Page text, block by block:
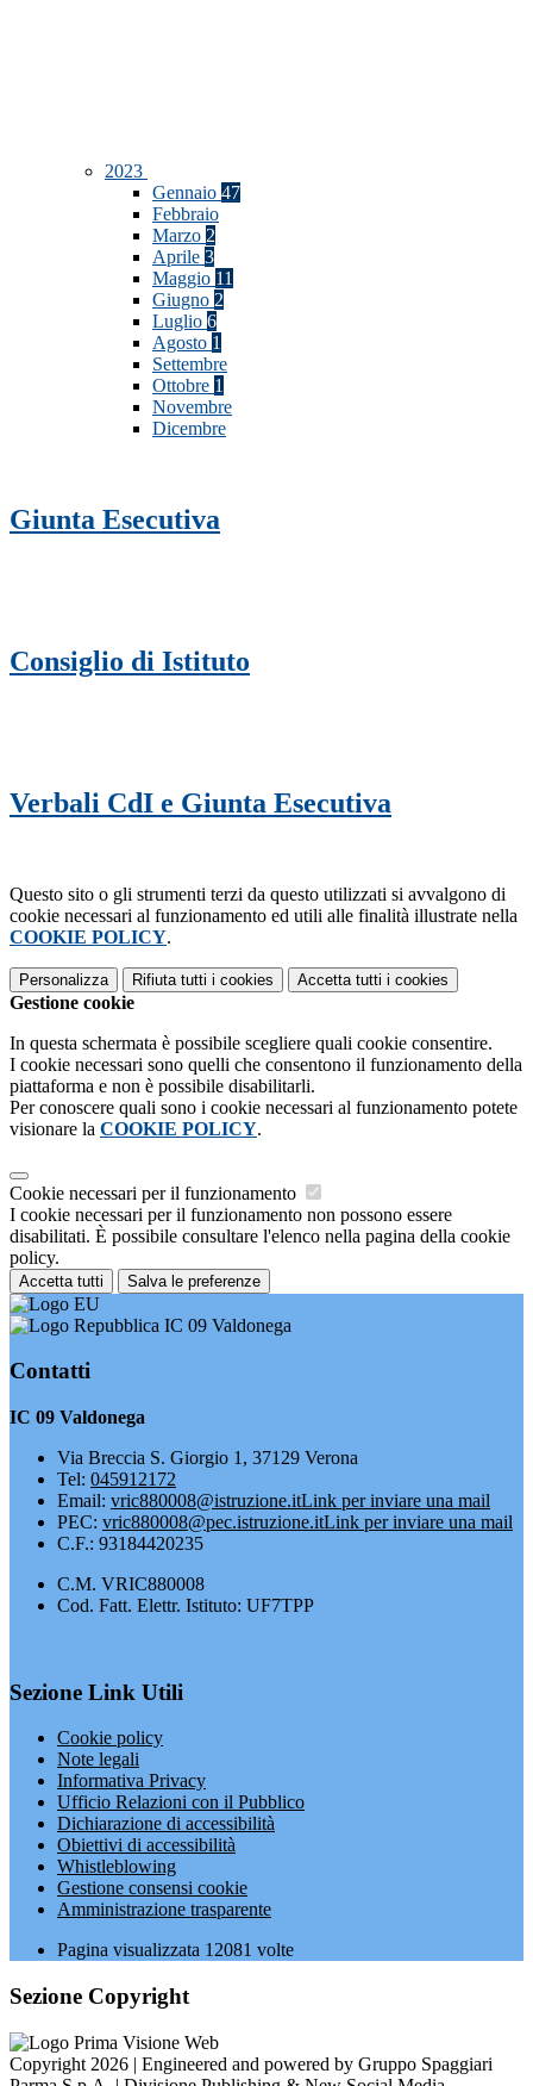
2023
Gennaio 47
Febbraio
Marzo 2
Aprile 3
Maggio 11
Giugno 2
Luglio 6
Agosto 1
Settembre
Ottobre 1
Novembre
Dicembre
Giunta Esecutiva
Consiglio di Istituto
Verbali CdI e Giunta Esecutiva
Questo sito o gli strumenti terzi da questo utilizzati si avvalgono di
cookie necessari al funzionamento ed utili alle finalità illustrate nella
COOKIE POLICY.
Personalizza Rifiuta tutti i cookies Accetta tutti i cookies
Gestione cookie
In questa schermata è possibile scegliere quali cookie consentire.
I cookie necessari sono quelli che consentono il funzionamento della
piattaforma e non è possibile disabilitarli.
Per conoscere quali sono i cookie necessari al funzionamento potete
visionare la COOKIE POLICY.
Cookie necessari per il funzionamento
I cookie necessari per il funzionamento non possono essere
disabilitati. È possibile consultare l'elenco nella pagina della cookie
policy.
Accetta tutti Salva le preferenze
IC 09 Valdonega
Contatti
IC 09 Valdonega
Via Breccia S. Giorgio 1, 37129 Verona
Tel: 045912172
Email: vric880008@istruzione.itLink per inviare una mail
PEC: vric880008@pec.istruzione.itLink per inviare una mail
C.F.: 93184420235
C.M. VRIC880008
Cod. Fatt. Elettr. Istituto: UF7TPP
Sezione Link Utili
Cookie policy
Note legali
Informativa Privacy
Ufficio Relazioni con il Pubblico
Dichiarazione di accessibilità
Obiettivi di accessibilità
Whistleblowing
Gestione consensi cookie
Amministrazione trasparente
Pagina visualizzata 12081 volte
Sezione Copyright
Copyright 2026 | Engineered and powered by Gruppo Spaggiari